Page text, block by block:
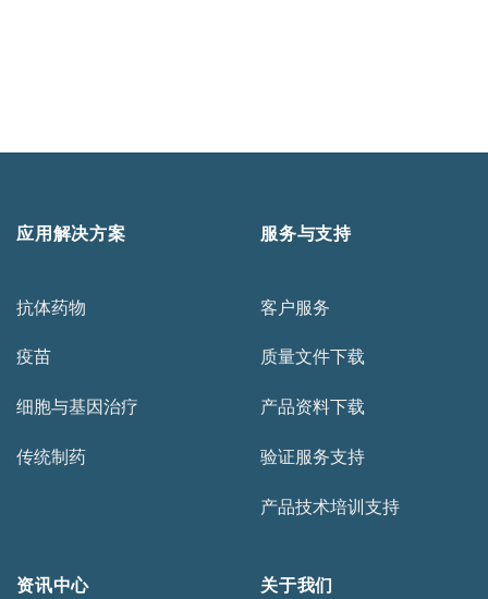
应用解决方案
抗体药物
疫苗
细胞与基因治疗
传统制药
服务与支持
客户服务
质量文件下载
产品资料下载
验证服务支持
产品技术培训支持
资讯中心 关于我们